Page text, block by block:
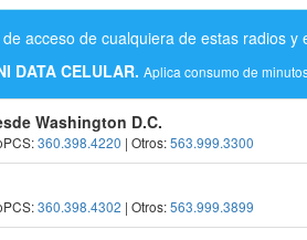
acceso de cualquiera de estas radios
DATA CELULAR. Aplica consumo de
Washington D.C.
360.398.4220 | Otros:563.999.3300
360.398.4302 | Otros:563.999.3899